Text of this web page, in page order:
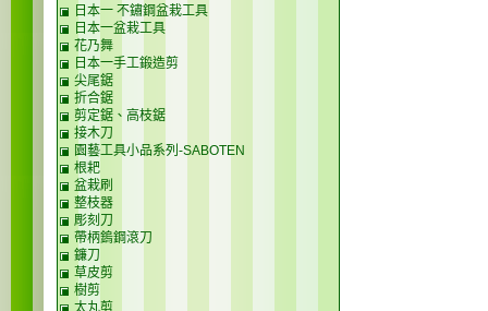
日本一 不鏽鋼盆栽工具
日本一盆栽工具
花乃舞
日本一手工鍛造剪
尖尾鋸
折合鋸
剪定鋸、高枝鋸
接木刀
園藝工具小品系列-SABOTEN
根耙
盆栽刷
整枝器
彫刻刀
帶柄鎢鋼滾刀
鐮刀
草皮剪
樹剪
太丸剪